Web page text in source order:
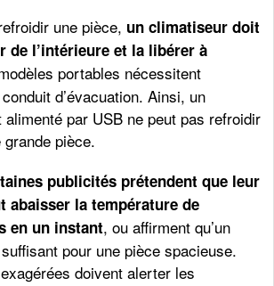
une pièce, un climatiseur doit
de l’intérieure et la libérer à
portables nécessitent
d’évacuation. Ainsi, un
par USB ne peut pas refroidir
pièce.
publicités prétendent que leur
abaisser la température de
en un instant, ou affirment qu’un
pour une pièce spacieuse.
doivent alerter les